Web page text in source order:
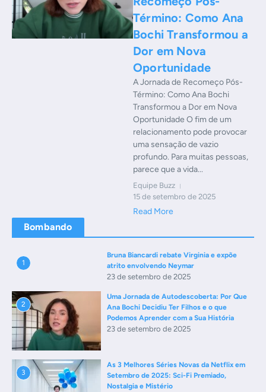
Término: Como Ana
Bochi Transformou a
Dor em Nova
Oportunidade
A Jornada de Recomeço Pós-
Término: Como Ana Bochi
Transformou a Dor em Nova
Oportunidade O fim de um
relacionamento pode provocar
uma sensação de vazio
profundo. Para muitas pessoas,
parece que a vida...
Equipe Buzz
15 de setembro de 2025
Read More
Bombando
1
Bruna Biancardi rebate Virginia e expõe
atrito envolvendo Neymar
23 de setembro de 2025
2
Uma Jornada de Autodescoberta: Por Que
Ana Bochi Decidiu Ter Filhos e o que
Podemos Aprender com a Sua História
23 de setembro de 2025
3
As 3 Melhores Séries Novas da Netflix em
Setembro de 2025: Sci-Fi Premiado,
Nostalgia e Mistério